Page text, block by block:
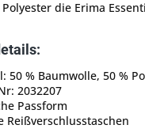
die Erima
50 % Baumwolle, 50 %
2032207
Passform
Reißverschlusstaschen